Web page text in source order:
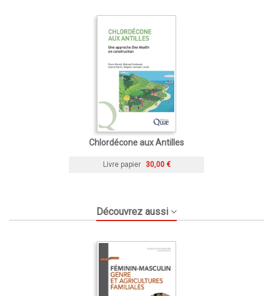
Chlordécone aux Antilles
Livre papier 30,00 €
Découvrez aussi